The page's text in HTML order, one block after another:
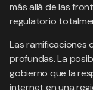
más allá de las
regulatorio
Las ramificaciones
profundas. La
gobierno que la
internet en una